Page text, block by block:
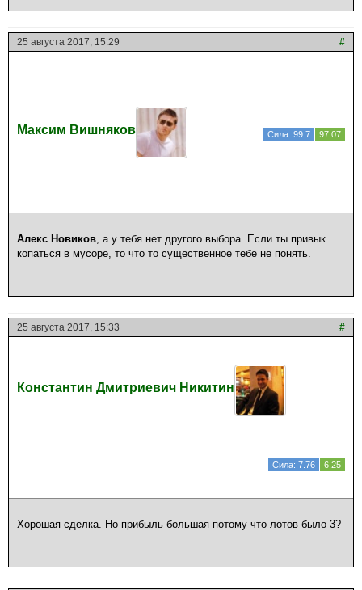
25 августа 2017, 15:29 #
Максим Вишняков Сила: 99.7 97.07
Алекс Новиков, а у тебя нет другого выбора. Если ты привык
копаться в мусоре, то что то существенное тебе не понять.
25 августа 2017, 15:33 #
Константин Дмитриевич Никитин
Сила: 7.76 6.25
Хорошая сделка. Но прибыль большая потому что лотов было 3?